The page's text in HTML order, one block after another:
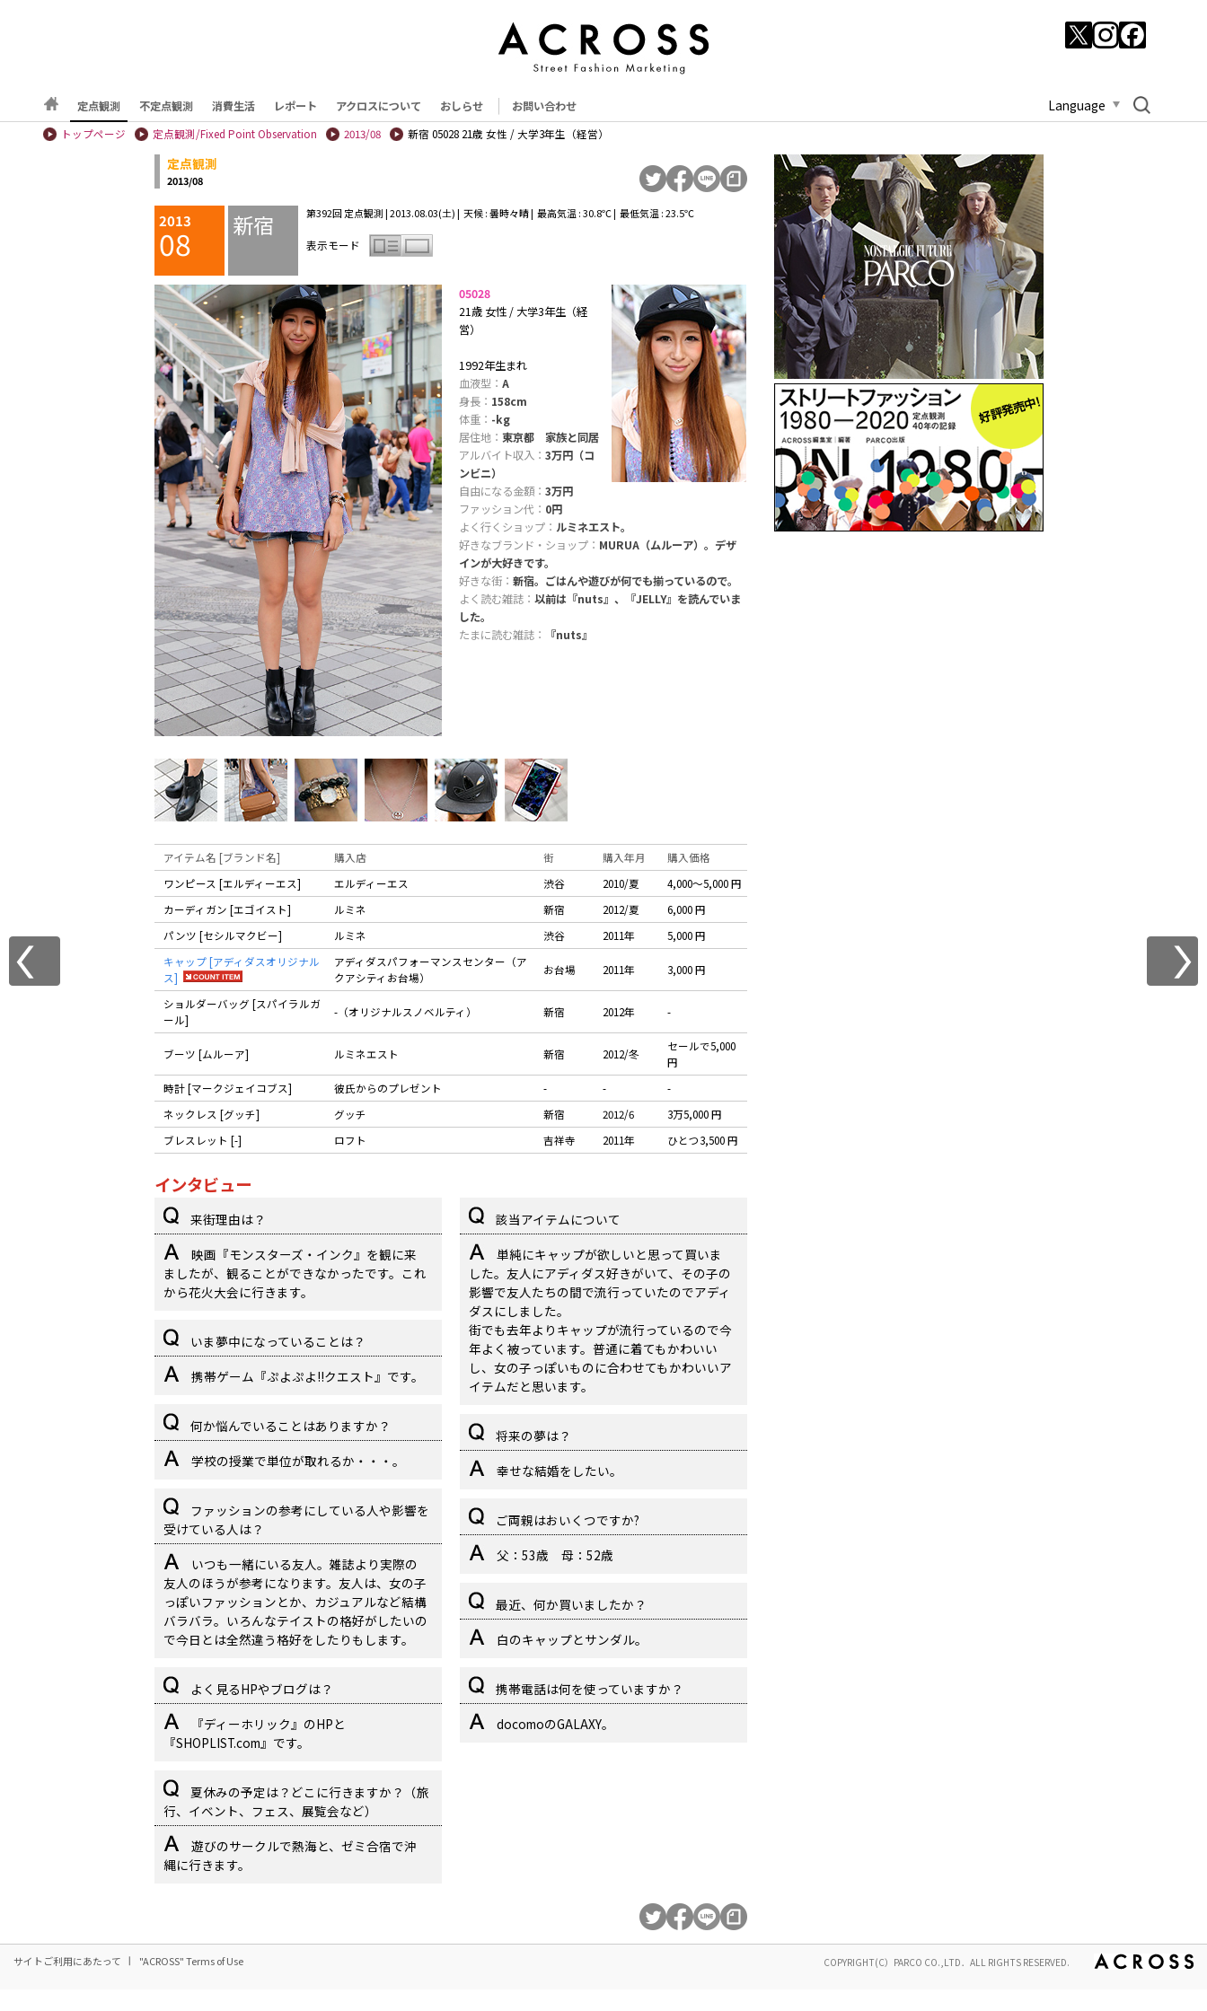
定点観測 不定点観測 消費生活 レポート アクロスについて おしらせ お問い合わせ Language
トップページ 定点観測/Fixed Point Observation 2013/08 新宿 05028 21歳 女性 / 大学3年生（経営）
定点観測
2013/08
2013
08 新宿 第392回 定点観測 | 2013.08.03(土) | 天候 : 曇時々晴 | 最高気温 : 30.8℃ | 最低気温 : 23.5℃
表示モード
05028
21歳 女性 / 大学3年生（経
営）
1992年生まれ
血液型： A
身長： 158cm
体重： -kg
居住地： 東京都 家族と同居
アルバイト収入： 3万円（コ
ンビニ）
自由になる金額： 3万円
ファッション代： 0円
よく行くショップ： ルミネエスト。
好きなブランド・ショップ： MURUA（ムルーア）。デザ
インが大好きです。
好きな街： 新宿。ごはんや遊びが何でも揃っているので。
よく読む雑誌： 以前は『nuts』、『JELLY』を読んでいま
した。
たまに読む雑誌：
『nuts』
アイテム名 [ブランド名] 購入店 街 購入年月
購入価格
ワンピース [エルディーエス]
エルディーエス 渋谷 2010/夏
4,000〜5,000 円
カーディガン [エゴイスト]
ルミネ 新宿 2012/夏
6,000 円
パンツ [セシルマクビー]
ルミネ 渋谷 2011年
5,000 円
キャップ [アディダスオリジナル
ス]
アディダスパフォーマンスセンター（ア
クアシティお台場）
お台場 2011年 3,000 円
ショルダーバッグ [スパイラルガ
ール]
-（オリジナルスノベルティ） 新宿 2012年 -
ブーツ [ムルーア] ルミネエスト 新宿 2012/冬
セールで5,000
円
時計 [マークジェイコブス]
彼氏からのプレゼント - -
-
ネックレス [グッチ]
グッチ 新宿 2012/6
3万5,000 円
ブレスレット [-]
ロフト 吉祥寺 2011年 ひとつ3,500 円
インタビュー
来街理由は？
映画『モンスターズ・インク』を観に来
ましたが、観ることができなかったです。これ
から花火大会に行きます。
いま夢中になっていることは？
携帯ゲーム『ぷよぷよ!!クエスト』です。
何か悩んでいることはありますか？
学校の授業で単位が取れるか・・・。
ファッションの参考にしている人や影響を
受けている人は？
いつも一緒にいる友人。雑誌より実際の
友人のほうが参考になります。友人は、女の子
っぽいファッションとか、カジュアルなど結構
バラバラ。いろんなテイストの格好がしたいの
で今日とは全然違う格好をしたりもします。
よく見るHPやブログは？
『ディーホリック』のHPと
『SHOPLIST.com』です。
夏休みの予定は？どこに行きますか？（旅
行、イベント、フェス、展覧会など）
遊びのサークルで熱海と、ゼミ合宿で沖
縄に行きます。
該当アイテムについて
単純にキャップが欲しいと思って買いま
した。友人にアディダス好きがいて、その子の
影響で友人たちの間で流行っていたのでアディ
ダスにしました。
街でも去年よりキャップが流行っているので今
年よく被っています。普通に着てもかわいい
し、女の子っぽいものに合わせてもかわいいア
イテムだと思います。
将来の夢は？
幸せな結婚をしたい。
ご両親はおいくつですか?
父：53歳 母：52歳
最近、何か買いましたか？
白のキャップとサンダル。
携帯電話は何を使っていますか？
docomoのGALAXY。
サイトご利用にあたって "ACROSS" Terms of Use COPYRIGHT(C）PARCO CO.,LTD．ALL RIGHTS RESERVED.